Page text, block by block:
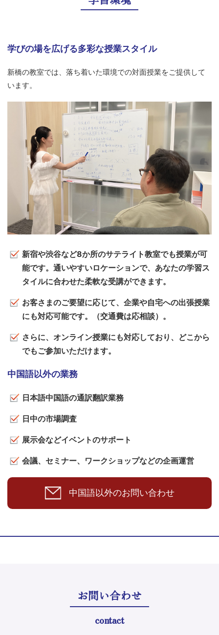
学びの場を広げる多彩な授業スタイル
新橋の教室では、落ち着いた環境での対面授業をご提供して
います。
新宿や渋谷など8か所のサテライト教室でも授業が可
能です。通いやすいロケーションで、あなたの学習ス
タイルに合わせた柔軟な受講ができます。
お客さまのご要望に応じて、企業や自宅への出張授業
にも対応可能です。（交通費は応相談）。
さらに、オンライン授業にも対応しており、どこから
でもご参加いただけます。
中国語以外の業務
日本語中国語の通訳翻訳業務
日中の市場調査
展示会などイベントのサポート
会議、セミナー、ワークショップなどの企画運営
中国語以外のお問い合わせ
お問い合わせ
contact